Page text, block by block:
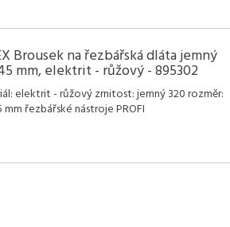
Brousek na řezbářská dláta jemný
mm, elektrit - růžový - 895302
elektrit - růžový zrnitost: jemný 320 rozměr:
mm řezbářské nástroje PROFI